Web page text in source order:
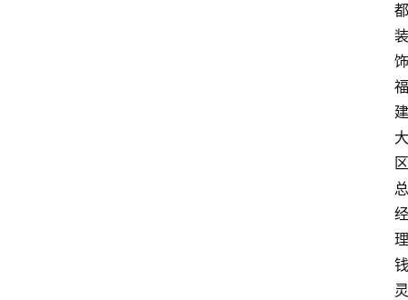
都
装
饰
福
建
大
区
总
经
理
钱
灵